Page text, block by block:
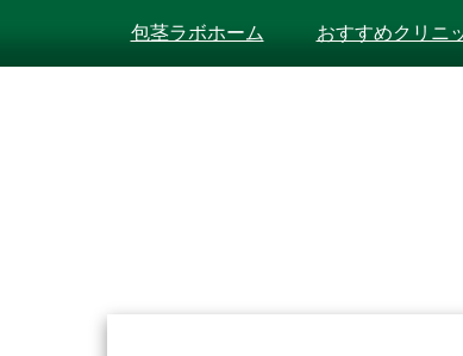
包茎ラボホーム おすすめクリニ